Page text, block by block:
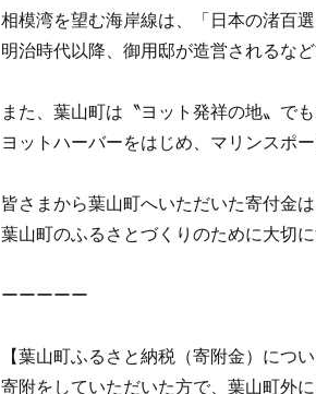
相模湾を望む海岸線は、「日本の渚百
明治時代以降、御用邸が造営されるな
また、葉山町は〝ヨット発祥の地〟でも
ヨットハーバーをはじめ、マリンスポ
皆さまから葉山町へいただいた寄付金は
葉山町のふるさとづくりのために大切
ーーーーー
【葉山町ふるさと納税（寄附金）につい
寄附をしていただいた方で、葉山町外